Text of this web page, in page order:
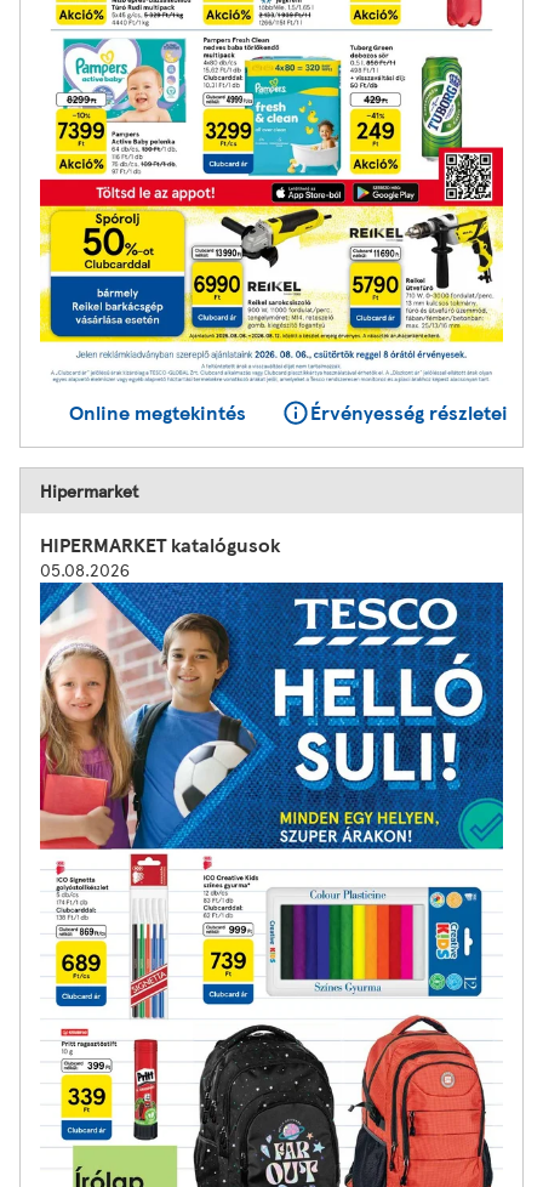
Online megtekintés Érvényesség részletei
Hipermarket
HIPERMARKET katalógusok
05.08.2026